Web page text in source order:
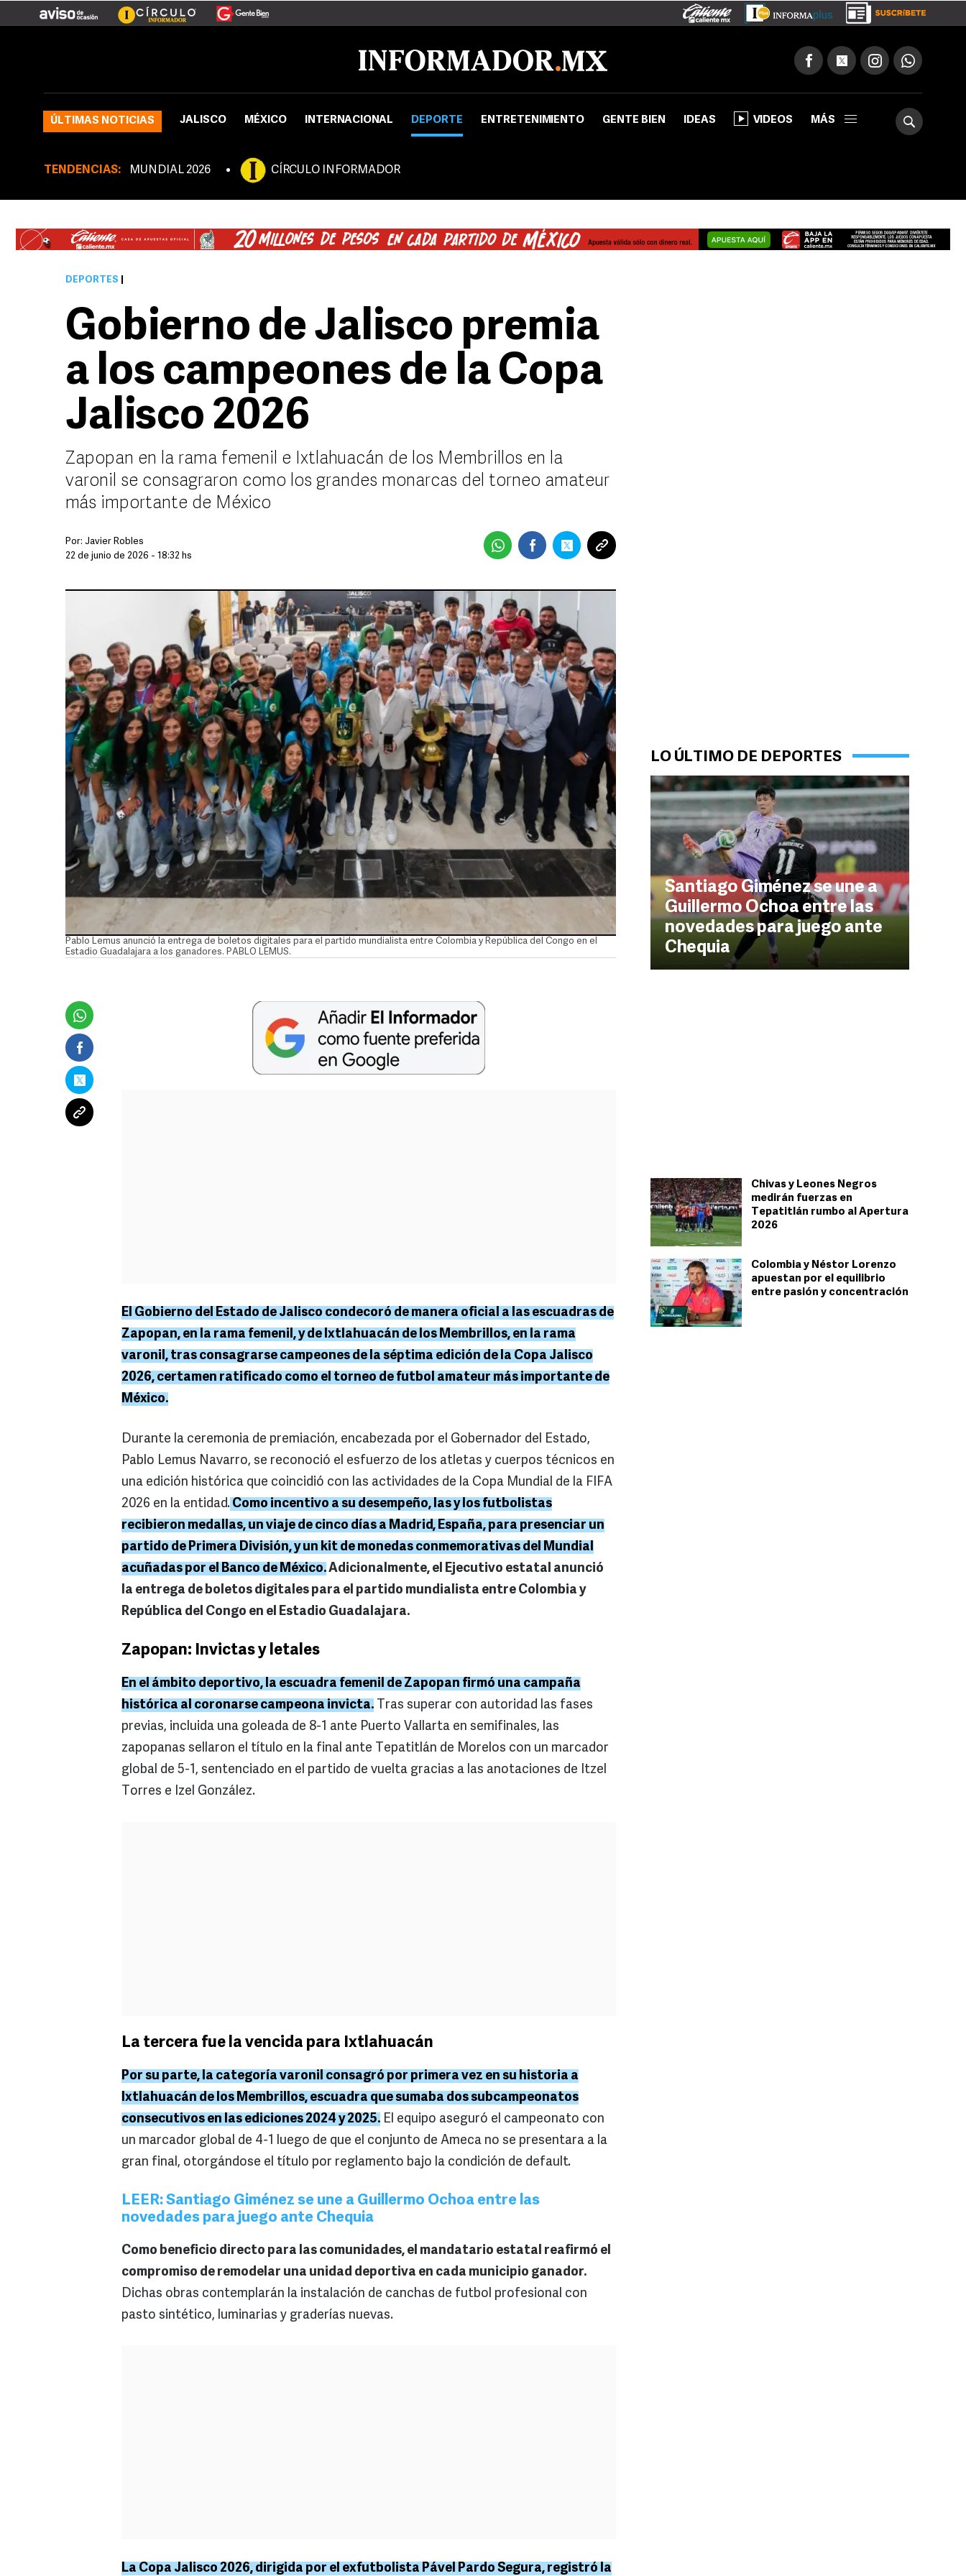
ÚLTIMAS NOTICIAS JALISCO MÉXICO INTERNACIONAL DEPORTE ENTRETENIMIENTO GENTE BIEN IDEAS VIDEOS MÁS
TENDENCIAS: MUNDIAL 2026 CÍRCULO INFORMADOR
LO ÚLTIMO DE DEPORTES
Santiago Giménez se une a
Guillermo Ochoa entre las
novedades para juego ante
Chequia
Chivas y Leones Negros
medirán fuerzas en
Tepatitlán rumbo al Apertura
2026
Colombia y Néstor Lorenzo
apuestan por el equilibrio
entre pasión y concentración
DEPORTES
Gobierno de Jalisco premia
a los campeones de la Copa
Jalisco 2026
Zapopan en la rama femenil e Ixtlahuacán de los Membrillos en la
varonil se consagraron como los grandes monarcas del torneo amateur
más importante de México
Por: Javier Robles
22 de junio de 2026 - 18:32 hs
Pablo Lemus anunció la entrega de boletos digitales para el partido mundialista entre Colombia y República del Congo en el
Estadio Guadalajara a los ganadores. PABLO LEMUS.
El Gobierno del Estado de Jalisco condecoró de manera oficial a las escuadras de
Zapopan, en la rama femenil, y de Ixtlahuacán de los Membrillos, en la rama
varonil, tras consagrarse campeones de la séptima edición de la Copa Jalisco
2026, certamen ratificado como el torneo de futbol amateur más importante de
México.
Durante la ceremonia de premiación, encabezada por el Gobernador del Estado,
Pablo Lemus Navarro, se reconoció el esfuerzo de los atletas y cuerpos técnicos en
una edición histórica que coincidió con las actividades de la Copa Mundial de la FIFA
2026 en la entidad. Como incentivo a su desempeño, las y los futbolistas
recibieron medallas, un viaje de cinco días a Madrid, España, para presenciar un
partido de Primera División, y un kit de monedas conmemorativas del Mundial
acuñadas por el Banco de México.Adicionalmente, el Ejecutivo estatal anunció
la entrega de boletos digitales para el partido mundialista entre Colombia y
República del Congo en el Estadio Guadalajara.
Zapopan: Invictas y letales
En el ámbito deportivo, la escuadra femenil de Zapopan firmó una campaña
histórica al coronarse campeona invicta. Tras superar con autoridad las fases
previas, incluida una goleada de 8-1 ante Puerto Vallarta en semifinales, las
zapopanas sellaron el título en la final ante Tepatitlán de Morelos con un marcador
global de 5-1, sentenciado en el partido de vuelta gracias a las anotaciones de Itzel
Torres e Izel González.
La tercera fue la vencida para Ixtlahuacán
Por su parte, la categoría varonil consagró por primera vez en su historia a
Ixtlahuacán de los Membrillos, escuadra que sumaba dos subcampeonatos
consecutivos en las ediciones 2024 y 2025. El equipo aseguró el campeonato con
un marcador global de 4-1 luego de que el conjunto de Ameca no se presentara a la
gran final, otorgándose el título por reglamento bajo la condición de default.
LEER: Santiago Giménez se une a Guillermo Ochoa entre las
novedades para juego ante Chequia
Como beneficio directo para las comunidades, el mandatario estatal reafirmó el
compromiso de remodelar una unidad deportiva en cada municipio ganador.
Dichas obras contemplarán la instalación de canchas de futbol profesional con
pasto sintético, luminarias y graderías nuevas.
La Copa Jalisco 2026, dirigida por el exfutbolista Pável Pardo Segura, registró la